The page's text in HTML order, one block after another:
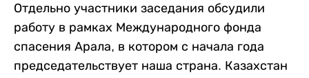
Отдельно участники заседания обсудили
работу в рамках Международного фонда
спасения Арала, в котором с начала года
председательствует наша страна. Казахстан